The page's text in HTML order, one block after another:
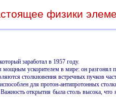
физики
заработал в 1957 году.
мощным ускорителем в мире: он разгонял
столкно­вения встречных пучков
для протон-антипротонных
открытия была столь высока,